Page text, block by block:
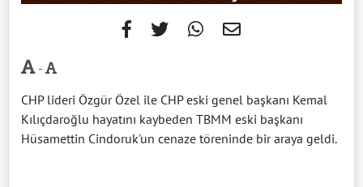
-
CHP lideri Özgür Özel ile CHP eski genel başkanı Kemal
Kılıçdaroğlu hayatını kaybeden TBMM eski başkanı
Hüsamettin Cindoruk'un cenaze töreninde bir araya geldi.